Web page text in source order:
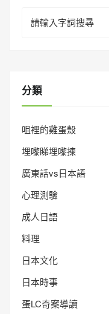
for:
分類
咀裡的雞蛋殼
埋嚟睇埋嚟揀
廣東話vs日本語
心理測驗
成人日語
料理
日本文化
日本時事
蛋LC奇案導讀